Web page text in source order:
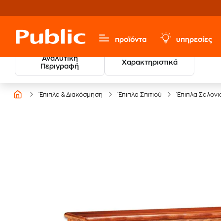
προϊόντα υπηρεσίες
Αναλυτική
Περιγραφή
Χαρακτηριστικά
Έπιπλα & Διακόσμηση Έπιπλα Σπιτιού Έπιπλα